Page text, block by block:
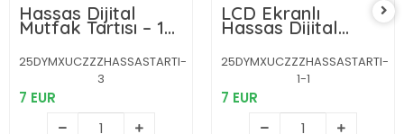
Hassas Dijital
Mutfak Tartısı – 1g
Doğruluk, LCD
Ekran, Otomatik
Kapanma Yeni
25DYMXUCZZZHASSASTARTI-
3
7 EUR
LCD Ekranlı
Hassas Dijital
Mutfak Terazisi –
5kg Kapasite, 1g
Hassasiyet Yeni
25DYMXUCZZZHASSASTARTI-
1-1
7 EUR